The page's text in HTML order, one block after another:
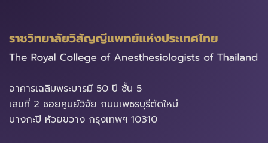
อาคารเฉลิมพระบารมี​ 50 ปี ชั้น 5
เลขที่ 2 ซอยศูนย์วิจัย ถนนเพชรบุรีตัดใหม่
บางกะปิ ห้วยขวาง ​กรุงเทพฯ 10310